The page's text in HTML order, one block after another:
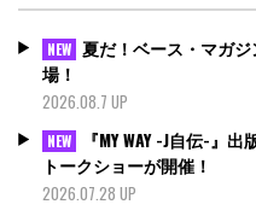
NEW 夏だ！ベース・マガ
場！
2026.08.7 UP
NEW
『MY WAY -J自伝-』
トークショーが開催！
2026.07.28 UP